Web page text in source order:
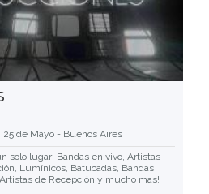
25 de Mayo - Buenos Aires
solo lugar! Bandas en vivo, Artistas
Lumínicos, Batucadas, Bandas
de Recepción y mucho mas!